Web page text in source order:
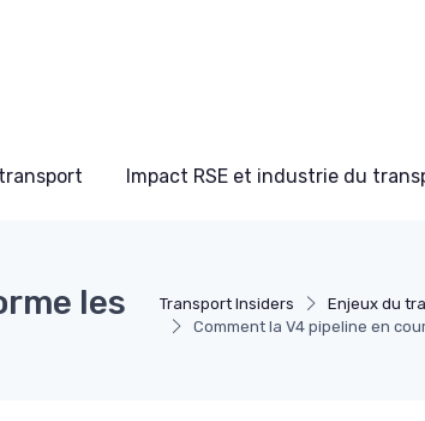
Impact RSE et industrie du
Transport Insiders Enjeux du
Comment la V4 pipeline en
les